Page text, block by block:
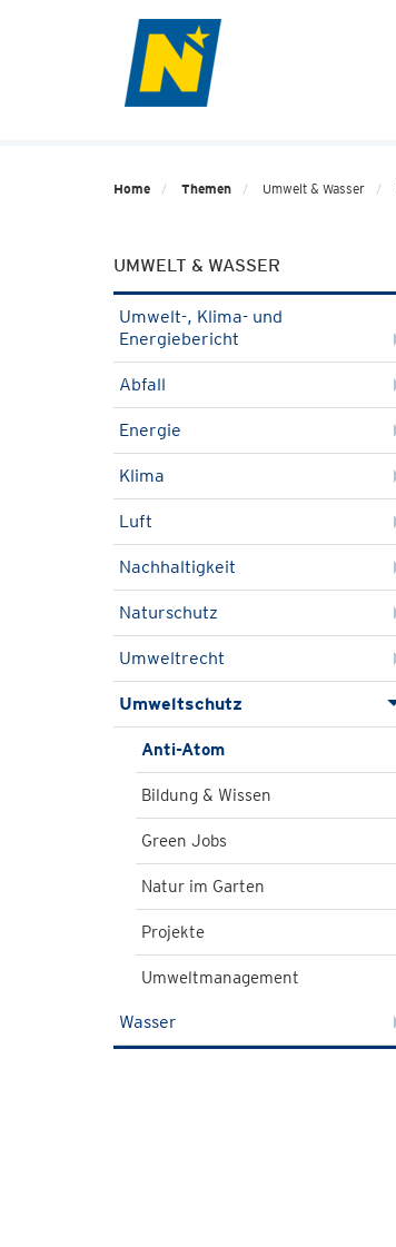
Home Themen Umwelt & Wasser
UMWELT & WASSER
Umwelt-, Klima- und
Energiebericht
Abfall
Energie
Klima
Luft
Nachhaltigkeit
Naturschutz
Umweltrecht
Umweltschutz
Anti-Atom
Bildung & Wissen
Green Jobs
Natur im Garten
Projekte
Umweltmanagement
Wasser